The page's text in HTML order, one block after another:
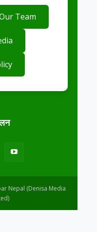
Team
Nepal (Denisa Media